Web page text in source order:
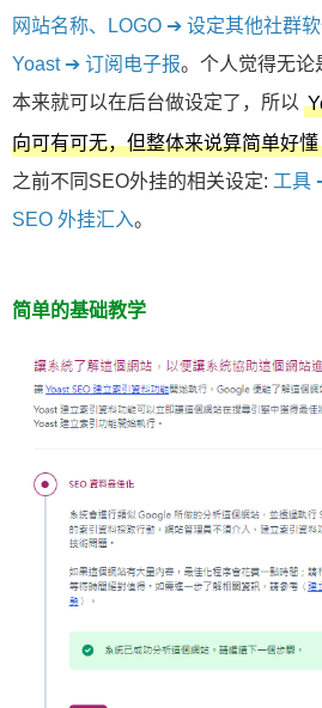
网站名称、LOGO ➔ 设定其他社群
Yoast ➔ 订阅电子报。个人觉得无论
本来就可以在后台做设定了，所以
向可有可无，但整体来说算简单好懂
之前不同SEO外挂的相关设定: 工具
SEO 外挂汇入。
简单的基础教学